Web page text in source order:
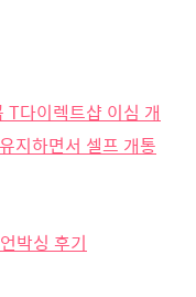
T다이렉트샵 이심 개
지하면서 셀프 개통
박싱 후기